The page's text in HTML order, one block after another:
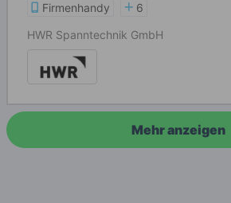
Firmenhandy
6
HWR Spanntechnik GmbH
Mehr anzeigen